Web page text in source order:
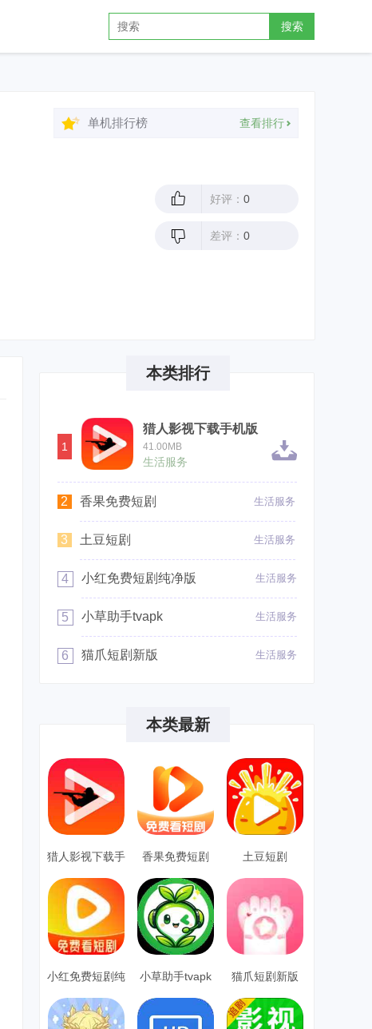
搜索
单机排行榜 查看排行
好评： 0
差评： 0
本类排行
1
猎人影视下载手机版
41.00MB
生活服务
2 香果免费短剧 生活服务
3 土豆短剧 生活服务
4 小红免费短剧纯净版 生活服务
5 小草助手tvapk 生活服务
6 猫爪短剧新版 生活服务
本类最新
猎人影视下载手
机版
香果免费短剧 土豆短剧
小红免费短剧纯
净版
小草助手tvapk 猫爪短剧新版